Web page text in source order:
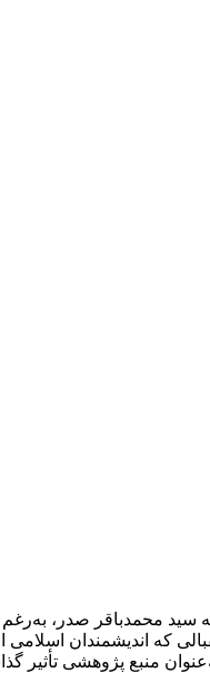
سید محمدباقر صدر،
که اندیشمندان اسلامی
منبع پژوهشی تأثیر